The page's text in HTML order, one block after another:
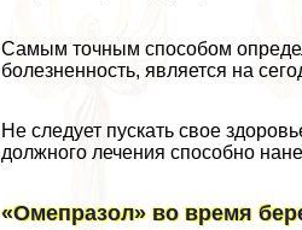
Самым точным способом
болезненность, является на
Не следует пускать свое
должного лечения способно
«Омепразол» во время